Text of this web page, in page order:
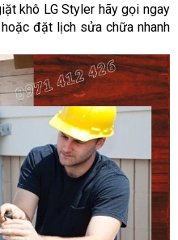
khô LG Styler hãy gọi ngay
đặt lịch sửa chữa nhanh